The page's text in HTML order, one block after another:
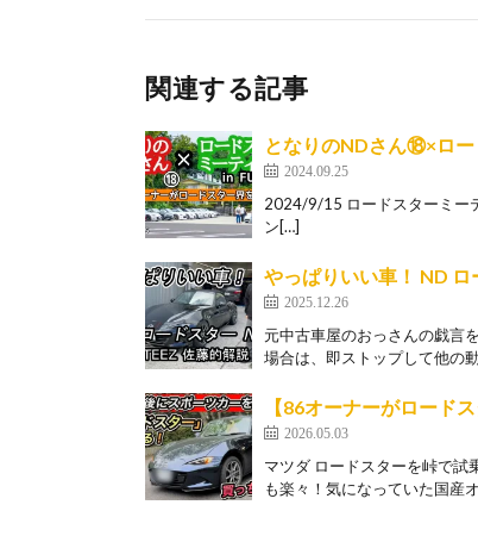
関連する記事
となりのNDさん⑱×ロー
2024.09.25
2024/9/15 ロードスターミー
ン[…]
やっぱりいい車！ ND ロ
2025.12.26
元中古車屋のおっさんの戯言
場合は、即ストップして他の
【86オーナーがロード
2026.05.03
マツダ ロードスターを峠で試
も楽々！気になっていた国産